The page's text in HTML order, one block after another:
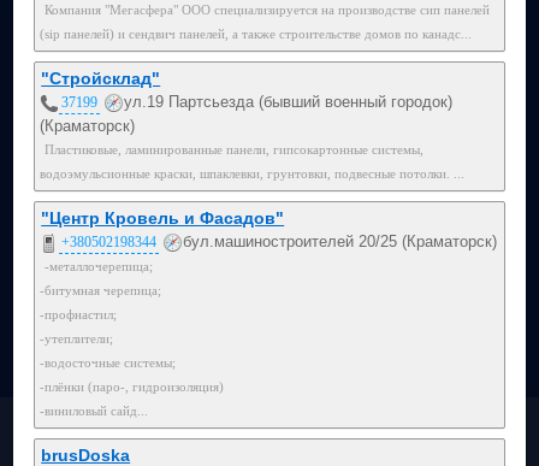
Компания "Мегасфера" ООО специализируется на производстве сип панелей
(sip панелей) и сендвич панелей, а также строительстве домов по канадс...
"Стройсклад"
37199
ул.19 Партсьезда (бывший военный городок)
(Краматорск)
Пластиковые, ламинированные панели, гипсокартонные системы,
водоэмульсионные краски, шпаклевки, грунтовки, подвесные потолки. ...
"Центр Кровель и Фасадов"
+380502198344 бул.машиностроителей 20/25 (Краматорск)
-металлочерепица;
-битумная черепица;
-профнастил;
-утеплители;
-водосточные системы;
-плёнки (паро-, гидроизоляция)
-виниловый сайд...
brusDoska